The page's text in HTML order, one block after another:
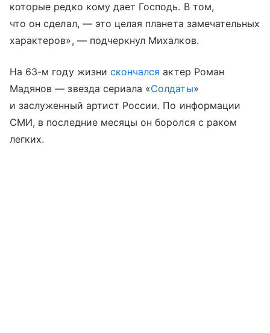
которые редко кому дает Господь. В том,
что он сделал, — это целая планета замечательных
характеров», — подчеркнул Михалков.
На 63-м году жизни скончался актер Роман
Мадянов — звезда сериала «Солдаты»
и заслуженный артист России. По информации
СМИ, в последние месяцы он боролся с раком
легких.